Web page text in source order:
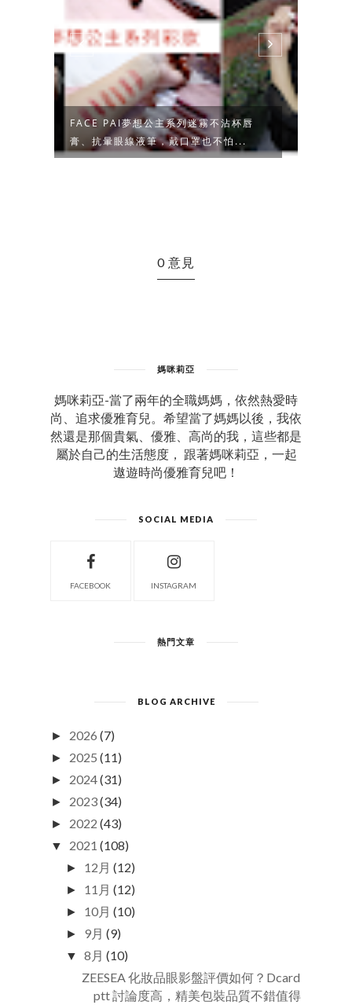
FACE PAI夢想公主系列迷霧不沾杯唇
膏、抗暈眼線液筆，戴口罩也不怕...
0 意見
媽咪莉亞
媽咪莉亞-當了兩年的全職媽媽，依然熱愛時
尚、追求優雅育兒。希望當了媽媽以後，我依
然還是那個貴氣、優雅、高尚的我，這些都是
屬於自己的生活態度， 跟著媽咪莉亞，一起
遨遊時尚優雅育兒吧！
SOCIAL MEDIA
FACEBOOK INSTAGRAM
熱門文章
BLOG ARCHIVE
► 2026 (7)
► 2025 (11)
► 2024(31)
► 2023(34)
► 2022 (43)
▼ 2021 (108)
► 12月 (12)
► 11月 (12)
► 10月 (10)
► 9月 (9)
▼ 8月 (10)
ZEESEA 化妝品眼影盤評價如何？Dcard
ptt 討論度高，精美包裝品質不錯值得